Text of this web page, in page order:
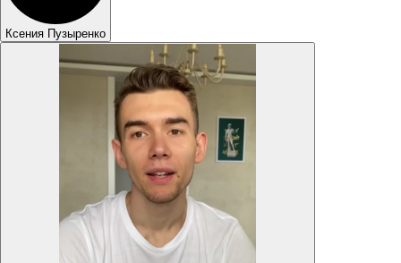
Ксения Пузыренко